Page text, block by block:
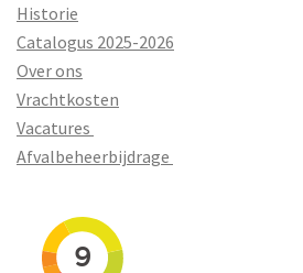
Historie
Catalogus 2025-2026
Over ons
Vrachtkosten
Vacatures
Afvalbeheerbijdrage